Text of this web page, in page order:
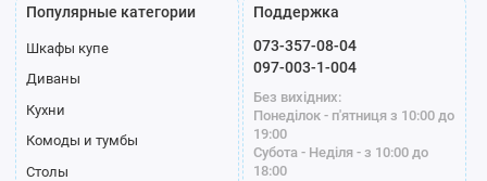
Популярные категории
Шкафы купе
Диваны
Кухни
Комоды и тумбы
Столы
Поддержка
073-357-08-04
097-003-1-004
Без вихідних:
Понеділок - п'ятниця з 10:00 до
19:00
Субота - Неділя - з 10:00 до
18:00